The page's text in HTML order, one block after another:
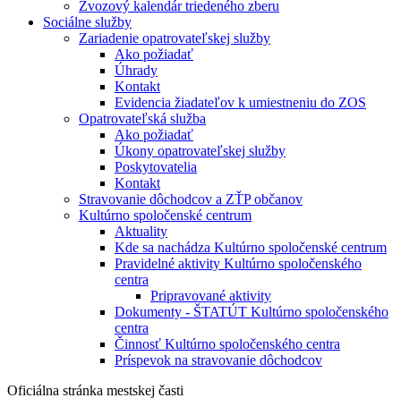
Zvozový kalendár triedeného zberu
Sociálne služby
Zariadenie opatrovateľskej služby
Ako požiadať
Úhrady
Kontakt
Evidencia žiadateľov k umiestneniu do ZOS
Opatrovateľská služba
Ako požiadať
Úkony opatrovateľskej služby
Poskytovatelia
Kontakt
Stravovanie dôchodcov a ZŤP občanov
Kultúrno spoločenské centrum
Aktuality
Kde sa nachádza Kultúrno spoločenské centrum
Pravidelné aktivity Kultúrno spoločenského
centra
Pripravované aktivity
Dokumenty - ŠTATÚT Kultúrno spoločenského
centra
Činnosť Kultúrno spoločenského centra
Príspevok na stravovanie dôchodcov
Oficiálna stránka mestskej časti